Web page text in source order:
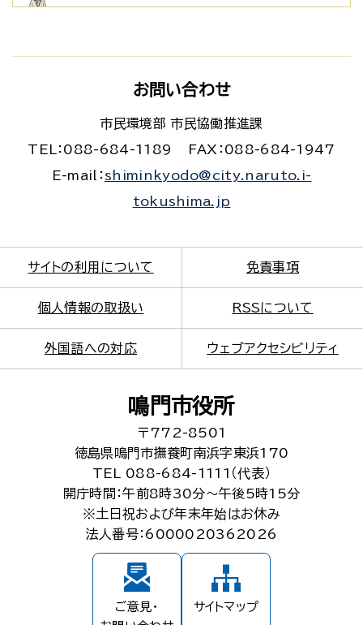
お問い合わせ
市民環境部 市民協働推進課
TEL：088-684-1189
FAX：088-684-1947
E-mail： shiminkyodo@city.naruto.i-
tokushima.jp
サイトの利用について 免責事項
個人情報の取扱い RSSについて
外国語への対応 ウェブアクセシビリティ
鳴門市役所
〒772-8501
徳島県鳴門市撫養町南浜字東浜170
TEL 088-684-1111（代表）
開庁時間：午前8時30分～午後5時15分
※土日祝および年末年始はお休み
法人番号：6000020362026
ご意見・
サイトマップ